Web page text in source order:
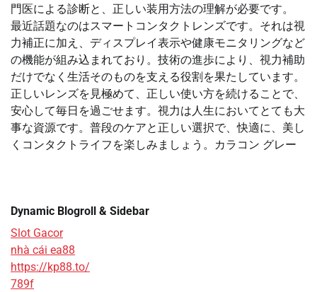
門医による診断と、正しい装用方法の理解が必要です。
最近話題なのはスマートコンタクトレンズです。それは視
力補正に加え、ディスプレイ表示や健康モニタリングなど
の機能が組み込まれており。技術の進歩により、視力補助
だけでなく生活そのものを支える役割を果たしています。
正しいレンズを見極めて、正しい使い方を続けることで、
安心して毎日を過ごせます。視力は人生においてとても大
事な資源です。普段のケアと正しい選択で、快適に、美し
くコンタクトライフを楽しみましょう。カラコン グレー
Dynamic Blogroll & Sidebar
Slot Gacor
nhà cái ea88
https://kp88.to/
789f